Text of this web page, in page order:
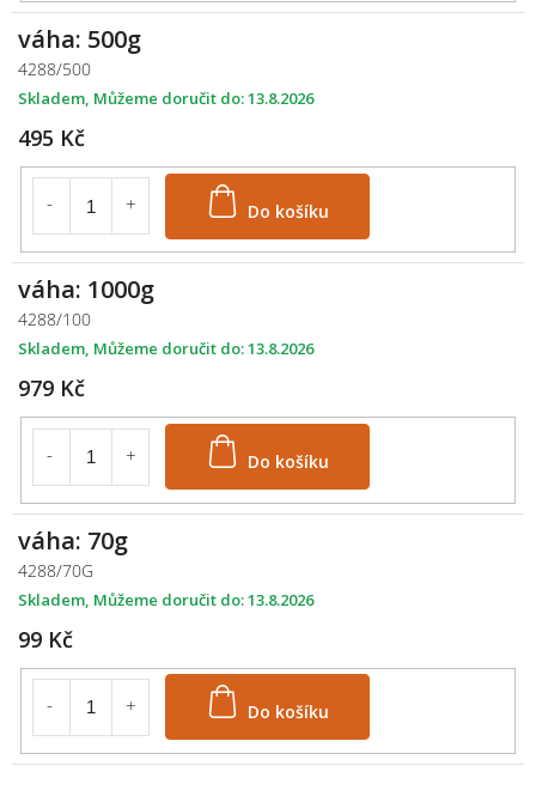
váha: 500g
4288/500
495 Kč
Skladem 13.8.2026
váha: 1000g
4288/100
979 Kč
Do košíku
Skladem 13.8.2026
váha: 70g
4288/70G
99 Kč
Do košíku
Skladem 13.8.2026